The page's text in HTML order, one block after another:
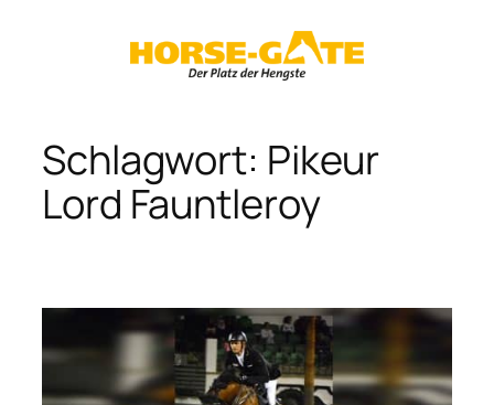
Schlagwort: Pikeur
Lord Fauntleroy